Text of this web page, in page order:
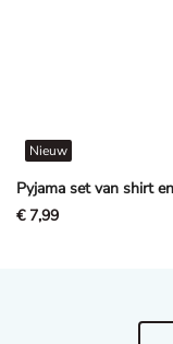
Nieuw
€ 7,99